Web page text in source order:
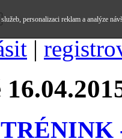
|
personalizaci reklam a analýze